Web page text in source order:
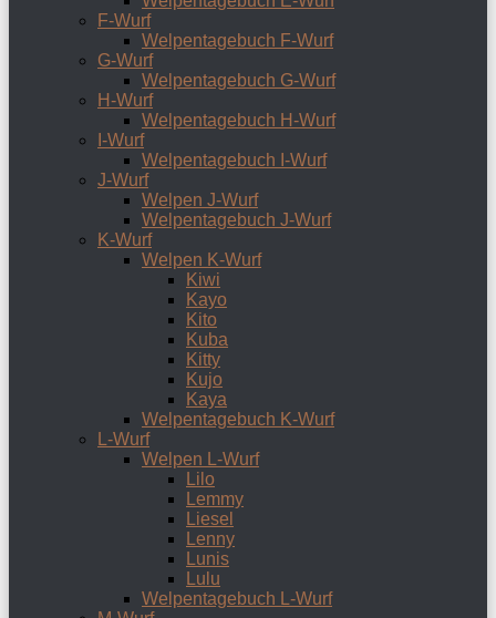
F-Wurf
Welpentagebuch F-Wurf
G-Wurf
Welpentagebuch G-Wurf
H-Wurf
Welpentagebuch H-Wurf
I-Wurf
Welpentagebuch I-Wurf
J-Wurf
Welpen J-Wurf
Welpentagebuch J-Wurf
K-Wurf
Welpen K-Wurf
Kiwi
Kayo
Kito
Kuba
Kitty
Kujo
Kaya
Welpentagebuch K-Wurf
L-Wurf
Welpen L-Wurf
Lilo
Lemmy
Liesel
Lenny
Lunis
Lulu
Welpentagebuch L-Wurf